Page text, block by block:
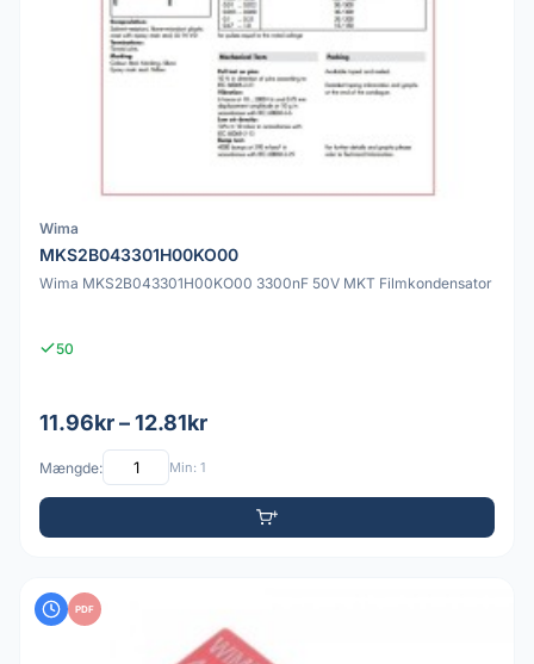
Wima
MKS2B043301H00KO00
Wima MKS2B043301H00KO00 3300nF 50V MKT Filmkondensator
50
11.96kr – 12.81kr
Mængde: Min: 1
PDF